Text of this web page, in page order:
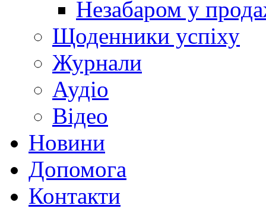
Незабаром у
Щоденники успіху
Журнали
Аудіо
Відео
Новини
Допомога
Контакти